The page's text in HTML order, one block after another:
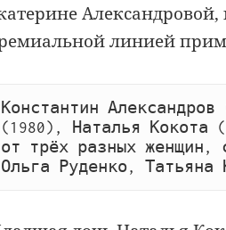
Александровой,
линией
Константин
(1980), Наталья Кокота
от трёх разных женщин,
Ольга Руденко, Татьяна